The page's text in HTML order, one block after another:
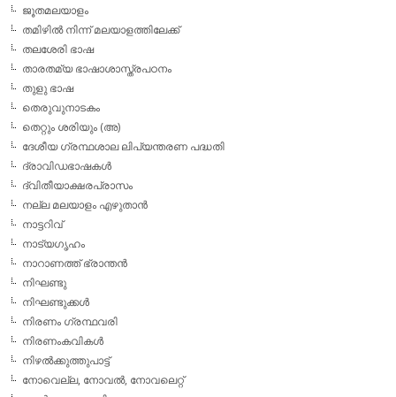
ജൂതമലയാളം
തമിഴില്‍ നിന്ന് മലയാളത്തിലേക്ക്
തലശേരി ഭാഷ
താരതമ്യ ഭാഷാശാസ്ത്രപഠനം
തുളു ഭാഷ
തെരുവുനാടകം
തെറ്റും ശരിയും (അ)
ദേശീയ ഗ്രന്ഥശാല ലിപ്യന്തരണ പദ്ധതി
ദ്രാവിഡഭാഷകള്‍
ദ്വിതീയാക്ഷരപ്രാസം
നല്ല മലയാളം എഴുതാന്‍
നാട്ടറിവ്
നാട്യഗൃഹം
നാറാണത്ത് ഭ്രാന്തന്‍
നിഘണ്ടു
നിഘണ്ടുക്കള്‍
നിരണം ഗ്രന്ഥവരി
നിരണംകവികള്‍
നിഴല്‍ക്കുത്തുപാട്ട്
നോവെല്ല, നോവല്‍, നോവലെറ്റ്